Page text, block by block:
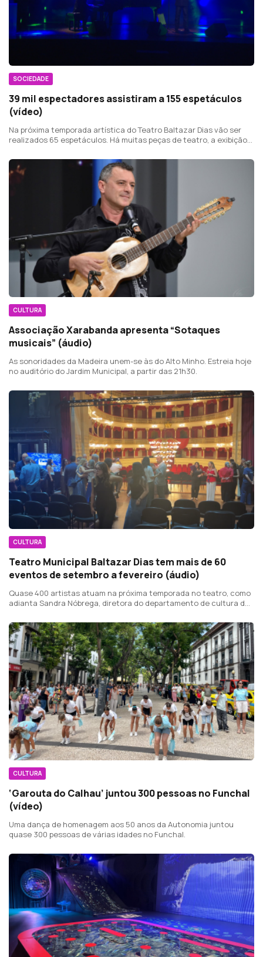
SOCIEDADE
39 mil espectadores assistiram a 155 espetáculos
(vídeo)
Na próxima temporada artística do Teatro Baltazar Dias vão ser
realizados 65 espetáculos. Há muitas peças de teatro, a exibição
CULTURA
Associação Xarabanda apresenta “Sotaques
musicais” (áudio)
As sonoridades da Madeira unem-se às do Alto Minho. Estreia hoje
no auditório do Jardim Municipal, a partir das 21h30.
CULTURA
Teatro Municipal Baltazar Dias tem mais de 60
eventos de setembro a fevereiro (áudio)
Quase 400 artistas atuam na próxima temporada no teatro, como
adianta Sandra Nóbrega, diretora do departamento de cultura da
CULTURA
‘Garouta do Calhau’ juntou 300 pessoas no Funchal
(vídeo)
Uma dança de homenagem aos 50 anos da Autonomia juntou
quase 300 pessoas de várias idades no Funchal.